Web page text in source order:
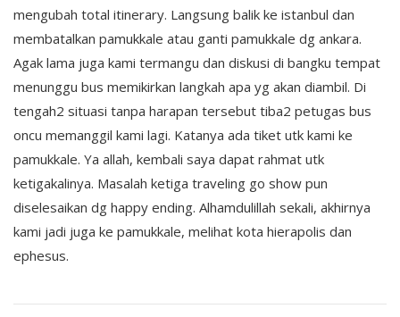
mengubah total itinerary. Langsung balik ke istanbul dan
membatalkan pamukkale atau ganti pamukkale dg ankara.
Agak lama juga kami termangu dan diskusi di bangku tempat
menunggu bus memikirkan langkah apa yg akan diambil. Di
tengah2 situasi tanpa harapan tersebut tiba2 petugas bus
oncu memanggil kami lagi. Katanya ada tiket utk kami ke
pamukkale. Ya allah, kembali saya dapat rahmat utk
ketigakalinya. Masalah ketiga traveling go show pun
diselesaikan dg happy ending. Alhamdulillah sekali, akhirnya
kami jadi juga ke pamukkale, melihat kota hierapolis dan
ephesus.